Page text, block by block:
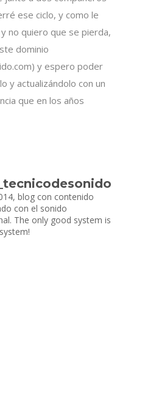
ese ciclo, y como le
no quiero que se pierda,
dominio
y espero poder
y actualizándolo con un
que en los años
blog con contenido
con el sonido
The only good system is